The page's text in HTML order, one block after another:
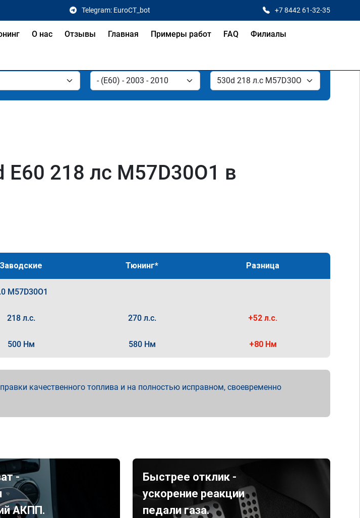
Telegram: EuroCT_bot +7 8442 61-32-35
О нас Отзывы Главная Примеры работ FAQ Филиалы
218 лс M57D30O1 в
Заводские Тюнинг* Разница
M57D30O1
218 л.с. 270 л.с. +52 л.с.
500 Нм 580 Нм +80 Нм
качественного топлива и на полностью исправном, своевременно
-
АКПП.
Быстрее отклик -
ускорение реакции
педали газа.